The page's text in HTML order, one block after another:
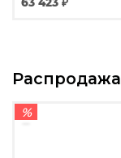
Распродажа
%